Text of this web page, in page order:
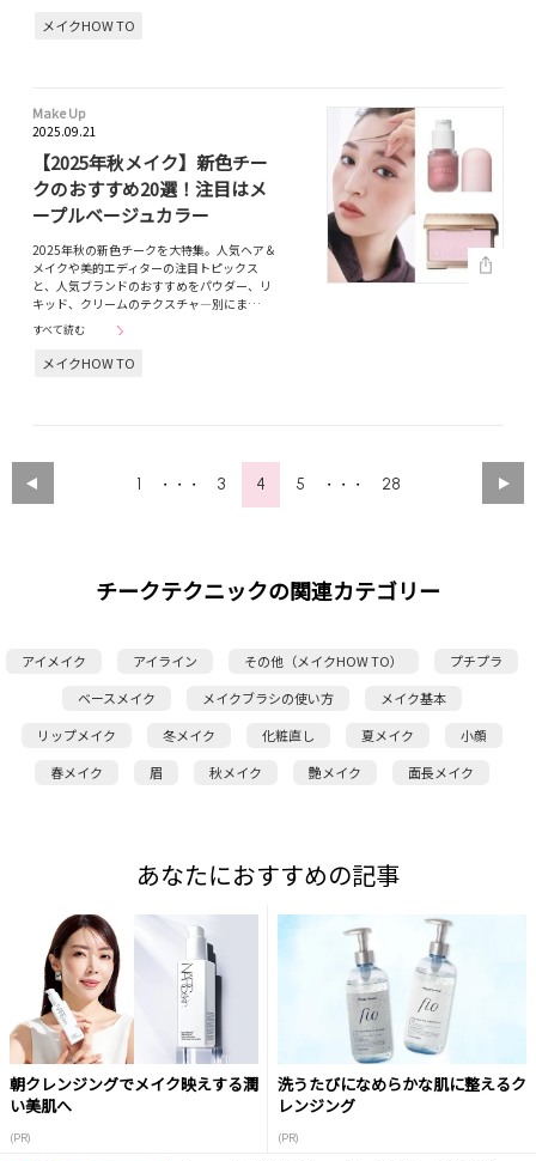
メイクHOW TO
Make Up
2025.09.21
【2025年秋メイク】新色チー
クのおすすめ20選！注目はメ
ープルベージュカラー
2025年秋の新色チークを大特集。人気ヘア＆
メイクや美的エディターの注目トピックス
と、人気ブランドのおすすめをパウダー、リ
キッド、クリームのテクスチャ―別にま…
すべて読む
メイクHOW TO
1 ・・・ 3 4 5 ・・・ 28
チークテクニックの関連カテゴリー
アイメイク アイライン その他（メイクHOW TO）
プチプラ
ベースメイク
メイクブラシの使い方
メイク基本
リップメイク
冬メイク 化粧直し 夏メイク
小顔
春メイク
眉 秋メイク 艶メイク 面長メイク
あなたにおすすめの記事
朝クレンジングでメイク映えする潤
い美肌へ
(PR)
洗うたびになめらかな肌に整えるク
レンジング
(PR)